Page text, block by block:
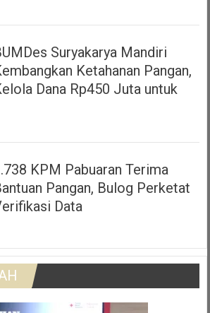
Suryakarya Mandiri
Ketahanan Pangan,
Dana Rp450 Juta untuk
KPM Pabuaran Terima
Pangan, Bulog Perketat
Data